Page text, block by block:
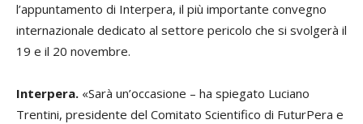
l’appuntamento di Interpera, il più importante convegno
internazionale dedicato al settore pericolo che si svolgerà il
19 e il 20 novembre.
Interpera. «Sarà un’occasione – ha spiegato Luciano
Trentini, presidente del Comitato Scientifico di FuturPera e